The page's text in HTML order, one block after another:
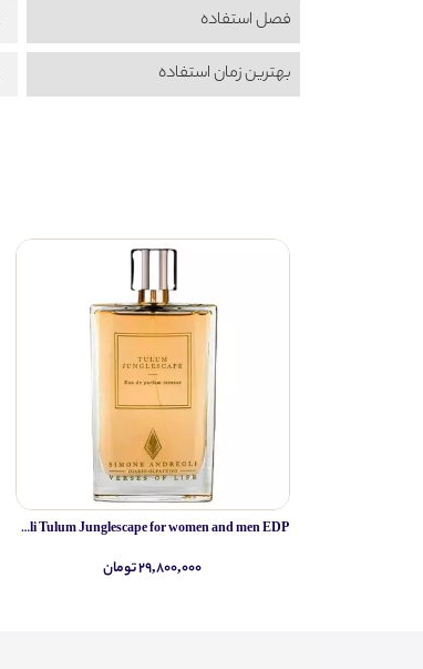
فصل استفاده
بهترین زمان استفاده
Simone Andreoli Tulum Junglescape for women and men EDP
۲۹,۸۰۰,۰۰۰ تومان